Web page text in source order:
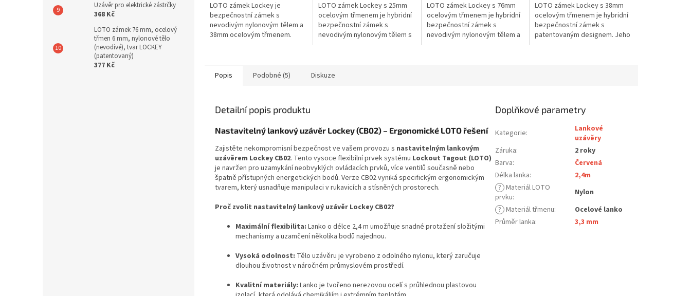
Uzávěr pro elektrické zástrčky
368 Kč
LOTO zámek 76 mm, ocelový
třmen 6 mm, nylonové tělo
(nevodivé), tvar LOCKEY
(patentovaný)
377 Kč
LOTO zámek Lockey je
bezpečnostní zámek s
nevodivým nylonovým tělem a
38mm ocelovým třmenem.
použití...
LOTO zámek Lockey s 25mm
ocelovým třmenem je hybridní
bezpečnostní zámek s
nevodivým nylonovým tělem s
LOTO zámek Lockey s 76mm
ocelovým třmenem je hybridní
bezpečnostní zámek s
nevodivým nylonovým tělem a
LOTO zámek Lockey s 38mm
ocelovým třmenem je hybridní
bezpečnostní zámek s
patentovaným designem. Jeho
Popis Podobné (5) Diskuze
Detailní popis produktu
Nastavitelný lankový uzávěr Lockey (CB02) – Ergonomické LOTO řešení
Zajistěte nekompromisní bezpečnost ve vašem provozu s nastavitelným lankovým
uzávěrem Lockey CB02. Tento vysoce flexibilní prvek systému Lockout Tagout (LOTO)
je navržen pro uzamykání neobvyklých ovládacích prvků, více ventilů současně nebo
špatně přístupných energetických bodů. Verze CB02 vyniká specifickým ergonomickým
tvarem, který usnadňuje manipulaci v rukavicích a stísněných prostorech.
Proč zvolit nastavitelný lankový uzávěr Lockey CB02?
Maximální flexibilita: Lanko o délce 2,4 m umožňuje snadné protažení složitými
mechanismy a uzamčení několika bodů najednou.
Vysoká odolnost: Tělo uzávěru je vyrobeno z odolného nylonu, který zaručuje
dlouhou životnost v náročném průmyslovém prostředí.
Kvalitní materiály: Lanko je tvořeno nerezovou ocelí s průhlednou plastovou
Doplňkové parametry
Kategorie:
Lankové
uzávěry
Záruka:
2 roky
Barva:
Červená
Délka lanka:
2,4m
? Materiál LOTO
prvku:
Nylon
? Materiál třmenu:
Ocelové lanko
Průměr lanka: 3,3 mm